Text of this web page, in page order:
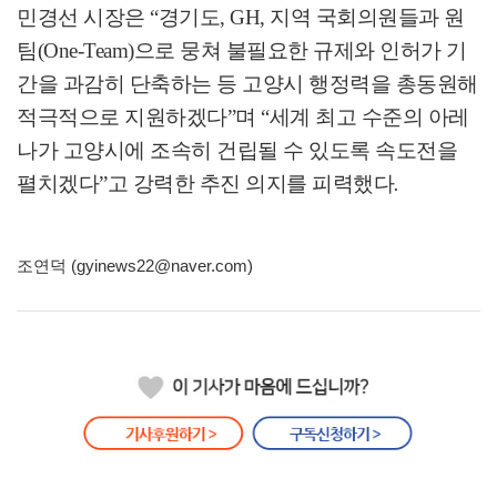
민경선 시장은 “경기도, GH, 지역 국회의원들과 원
팀(One-Team)으로 뭉쳐 불필요한 규제와 인허가 기
간을 과감히 단축하는 등 고양시 행정력을 총동원해
적극적으로 지원하겠다”며 “세계 최고 수준의 아레
나가 고양시에 조속히 건립될 수 있도록 속도전을
펼치겠다”고 강력한 추진 의지를 피력했다.
조연덕 (gyinews22@naver.com)